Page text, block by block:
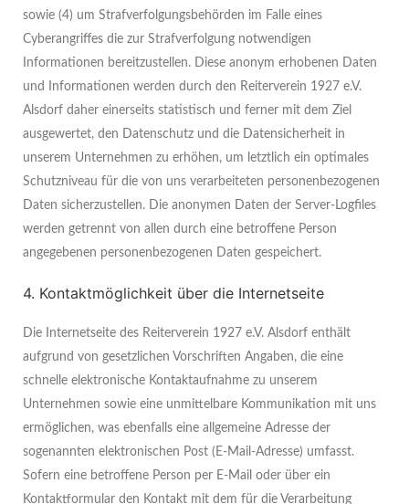
sowie (4) um Strafverfolgungsbehörden im Falle eines
Cyberangriffes die zur Strafverfolgung notwendigen
Informationen bereitzustellen. Diese anonym erhobenen Daten
und Informationen werden durch den Reiterverein 1927 e.V.
Alsdorf daher einerseits statistisch und ferner mit dem Ziel
ausgewertet, den Datenschutz und die Datensicherheit in
unserem Unternehmen zu erhöhen, um letztlich ein optimales
Schutzniveau für die von uns verarbeiteten personenbezogenen
Daten sicherzustellen. Die anonymen Daten der Server-Logfiles
werden getrennt von allen durch eine betroffene Person
angegebenen personenbezogenen Daten gespeichert.
4. Kontaktmöglichkeit über die Internetseite
Die Internetseite des Reiterverein 1927 e.V. Alsdorf enthält
aufgrund von gesetzlichen Vorschriften Angaben, die eine
schnelle elektronische Kontaktaufnahme zu unserem
Unternehmen sowie eine unmittelbare Kommunikation mit uns
ermöglichen, was ebenfalls eine allgemeine Adresse der
sogenannten elektronischen Post (E-Mail-Adresse) umfasst.
Sofern eine betroffene Person per E-Mail oder über ein
Kontaktformular den Kontakt mit dem für die Verarbeitung